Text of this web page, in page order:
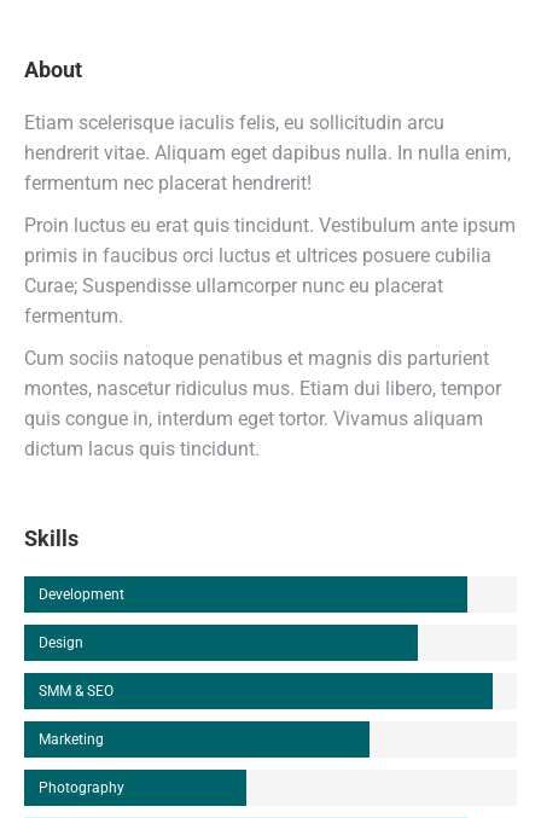
About
Etiam scelerisque iaculis felis, eu sollicitudin arcu
hendrerit vitae. Aliquam eget dapibus nulla. In nulla enim,
fermentum nec placerat hendrerit!
Proin luctus eu erat quis tincidunt. Vestibulum ante ipsum
primis in faucibus orci luctus et ultrices posuere cubilia
Curae; Suspendisse ullamcorper nunc eu placerat
fermentum.
Cum sociis natoque penatibus et magnis dis parturient
montes, nascetur ridiculus mus. Etiam dui libero, tempor
quis congue in, interdum eget tortor. Vivamus aliquam
dictum lacus quis tincidunt.
Skills
Development
Design
SMM & SEO
Marketing
Photography